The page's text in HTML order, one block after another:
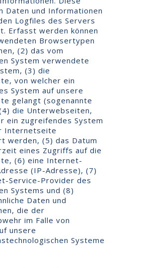
Daten und Informationen
Logfiles des Servers
Erfasst werden können
Browsertypen
(2) das vom
System verwendete
(3) die
von welcher ein
System auf unsere
gelangt (sogenannte
die Unterwebseiten,
ein zugreifendes System
Internetseite
werden, (5) das Datum
eines Zugriffs auf die
(6) eine Internet-
(IP-Adresse), (7)
Service-Provider des
Systems und (8)
Daten und
die der
im Falle von
unsere
Systeme